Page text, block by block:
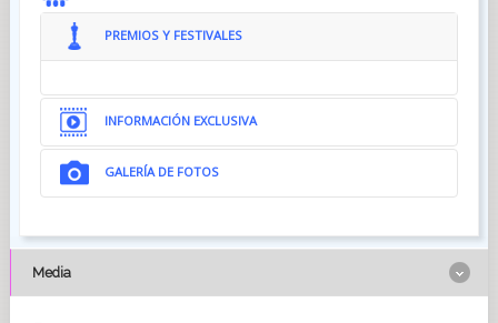
PREMIOS Y FESTIVALES
INFORMACIÓN EXCLUSIVA
GALERÍA DE FOTOS
Media